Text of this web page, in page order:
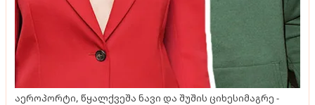
აეროპორტი, წყალქვეშა ნავი და შუშის ციხესიმაგრე -